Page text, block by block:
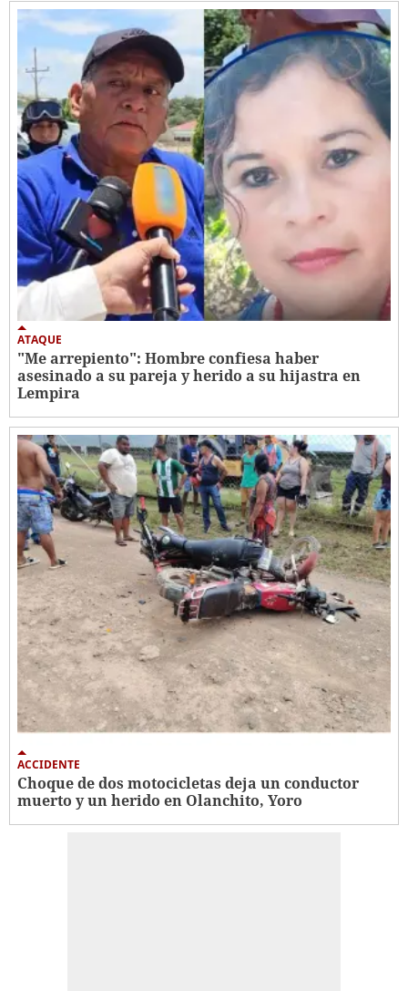
ATAQUE
"Me arrepiento": Hombre confiesa haber
asesinado a su pareja y herido a su hijastra en
Lempira
ACCIDENTE
Choque de dos motocicletas deja un conductor
muerto y un herido en Olanchito, Yoro